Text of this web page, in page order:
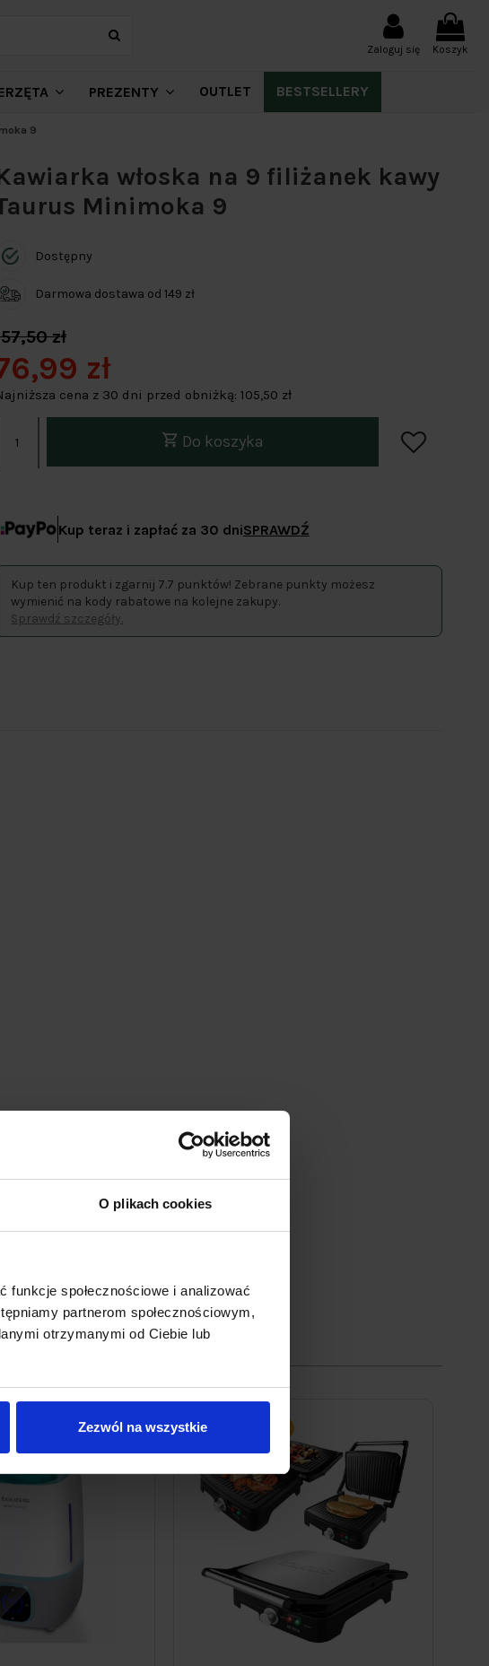
O plikach cookies
społecznościowe i analizować
partnerom społecznościowym,
otrzymanymi od Ciebie lub
Zezwól na wszystkie
Zaloguj się Koszyk
PREZENTY OUTLET BESTSELLERY
9
włoska na 9 filiżanek kawy
Minimoka 9
Dostępny
Darmowa dostawa od 149 zł
zł
zł
cena z 30 dni przed obniżką: 105,50 zł
Do koszyka
Kup teraz i zapłać za 30 dniSPRAWDŹ
Kup ten produkt i zgarnij 7.7 punktów! Zebrane punkty możesz
wymienić na kody rabatowe na kolejne zakupy.
Sprawdź szczegóły.